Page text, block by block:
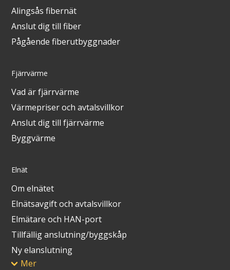
Alingsås fibernät
Anslut dig till fiber
Pågående fiberutbyggnader
Fjärrvärme
Vad är fjärrvärme
Värmepriser och avtalsvillkor
Anslut dig till fjärrvärme
Byggvärme
Elnät
Om elnätet
Elnätsavgift och avtalsvillkor
Elmätare och HAN-port
Tillfällig anslutning/byggskåp
Ny elanslutning
Mer